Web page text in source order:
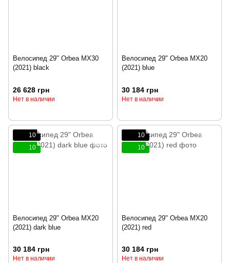
Велосипед 29" Orbea MX30
(2021) black
26 628 грн
Нет в наличии
Велосипед 29" Orbea MX20
(2021) blue
30 184 грн
Нет в наличии
10
10
Велосипед 29" Orbea MX20
(2021) dark blue
30 184 грн
Нет в наличии
10
10
Велосипед 29" Orbea MX20
(2021) red
30 184 грн
Нет в наличии